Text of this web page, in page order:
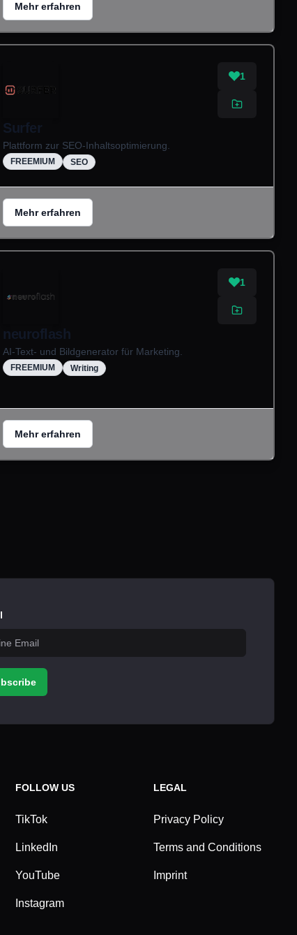
Mehr erfahren
1
Surfer
Plattform zur SEO-Inhaltsoptimierung.
FREEMIUM SEO
Mehr erfahren
1
neuroflash
AI-Text- und Bildgenerator für Marketing.
FREEMIUM Writing
Mehr erfahren
FOLLOW US
TikTok
LinkedIn
YouTube
Instagram
LEGAL
Privacy Policy
Terms and Conditions
Imprint